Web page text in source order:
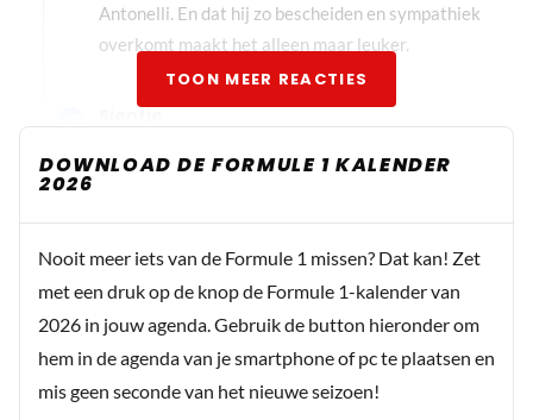
9 juni 12:31
Hij rijdt alle records aan gort...dus ja, dit is een Senna,
Schumacher, Verstappen, Hamilton, etc versie 4.0
Antonelli. En dat hij zo bescheiden en sympathiek
overkomt maakt het alleen maar leuker.
Sientje
Ben het helemaal met je eens!
John Van Den Elshout
TOON MEER REACTIES
DOWNLOAD DE FORMULE 1 KALENDER
2026
Nooit meer iets van de Formule 1 missen? Dat kan! Zet
met een druk op de knop de Formule 1-kalender van
2026 in jouw agenda. Gebruik de button hieronder om
hem in de agenda van je smartphone of pc te plaatsen en
mis geen seconde van het nieuwe seizoen!